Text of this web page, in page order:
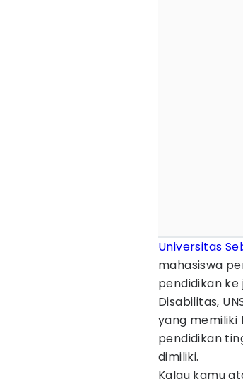
Universitas
mahasiswa
pendidikan ke
Disabilitas,
yang memiliki
pendidikan
dimiliki.
Kalau kamu